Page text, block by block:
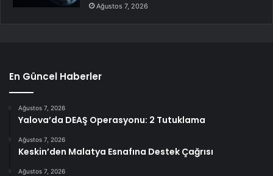
Ağustos 7, 2026
En Güncel Haberler
Ağustos 7, 2026
Yalova’da DEAŞ Operasyonu: 2 Tutuklama
Ağustos 7, 2026
Keskin’den Malatya Esnafına Destek Çağrısı
Ağustos 7, 2026